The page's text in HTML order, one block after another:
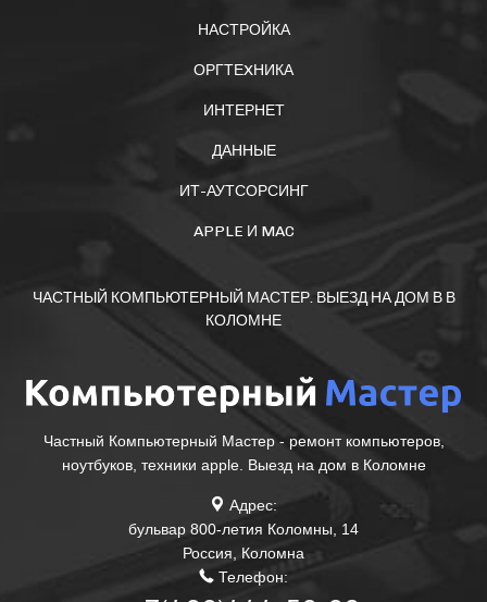
НАСТРОЙКА
ОРГТЕXНИКА
ИНТЕРНЕТ
ДАННЫЕ
ИТ-АУТСОРСИНГ
APPLE И MAC
ЧАСТНЫЙ КОМПЬЮТЕРНЫЙ МАСТЕР. ВЫЕЗД НА ДОМ В В
КОЛОМНЕ
Частный Компьютерный Мастер - ремонт компьютеров,
ноутбуков, техники apple. Выезд на дом в Коломне
Адрес:
бульвар 800-летия Коломны, 14
Россия, Коломна
Телефон: